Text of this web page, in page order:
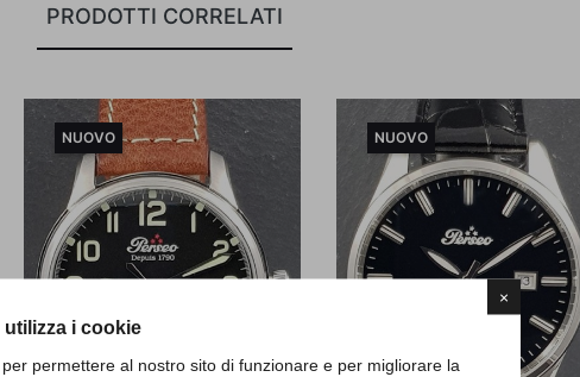
×
i cookie
permettere al nostro sito di funzionare e per migliorare la
PRODOTTI CORRELATI
NUOVO NUOVO